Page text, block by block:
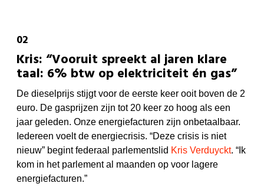
Kris: “Vooruit spreekt al jaren klare
taal: 6% btw op elektriciteit én gas”
De dieselprijs stijgt voor de eerste keer ooit boven de 2
euro. De gasprijzen zijn tot 20 keer zo hoog als een
jaar geleden. Onze energiefacturen zijn onbetaalbaar.
Iedereen voelt de energiecrisis. “Deze crisis is niet
nieuw” begint federaal parlementslid Kris Verduyckt. “Ik
kom in het parlement al maanden op voor lagere
energiefacturen.”